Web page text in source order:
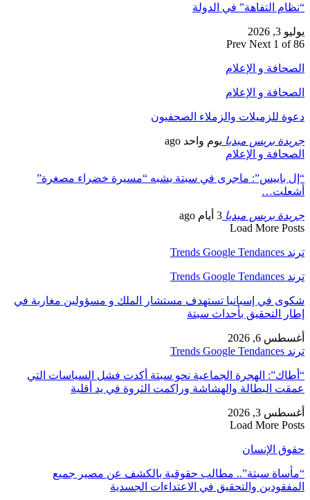
“نظام التفاهة” في الدولة
يوليو 3, 2026
Prev Next 1 of 86
الصحافة و الإعلام
الصحافة و الإعلام
دعوة للزميلات والزملاء الصحفيون
جريدة بريس ميديا يوم واحد ago
الصحافة و الإعلام
“إل باييس”: ماجرى في سبتة يشبه “مسيرة خضراء مصغرة”
أشعلت…
جريدة بريس ميديا 3 أيام ago
Load More Posts
ترند Trends Google Tendances
ترند Trends Google Tendances
شكوى في إسبانيا تستهدف مستشار الملك و مسؤولين مغاربة في
إطار التحقيق بأحداث سبتة
أغسطس 6, 2026
ترند Trends Google Tendances
“أطاك”: الهجرة الجماعية نحو سبتة أكدت فشل السياسات التي
عمقت البطالة والهشاشة وراكمت الثروة في يد أقلية
أغسطس 3, 2026
Load More Posts
حقوق الإنسان
“مأساة سبتة”.. مطالب حقوقية بالكشف عن مصير جميع
المفقودين والتحقيق في الاعتداءات الجسدية